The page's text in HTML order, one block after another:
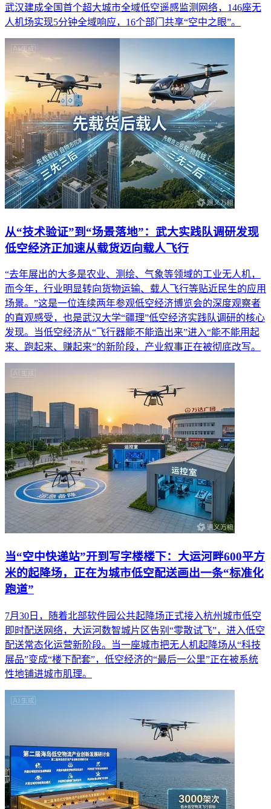
武汉建成全国首个超大城市全域低空遥感监测网络，146座无
人机场实现5分钟全域响应，16个部门共享“空中之眼”。
从“技术验证”到“场景落地”：武大实践队调研发现
低空经济正加速从载货迈向载人飞行
“去年展出的大多是农业、测绘、气象等领域的工业无人机，
而今年，行业明显转向货物运输、载人飞行等贴近民生的应用
场景。”这是一位连续两年参观低空经济博览会的深度观察者
的直观感受，也是武汉大学“疆理”低空经济实践队调研的核心
发现。当低空经济从“飞行器能不能造出来”进入“能不能用起
来、跑起来、赚起来”的新阶段，产业叙事正在被彻底改写。
当“空中快递站”开到写字楼楼下：大运河畔600平方
米的起降场，正在为城市低空配送画出一条“标准化
跑道”
7月30日，随着北部软件园公共起降场正式接入杭州城市低空
即时配送网络，大运河数智城片区告别“零散试飞”，进入低空
配送常态化运营新阶段。当一座城市把无人机起降场从“科技
展品”变成“楼下配套”，低空经济的“最后一公里”正在被系统
性地铺进城市肌理。